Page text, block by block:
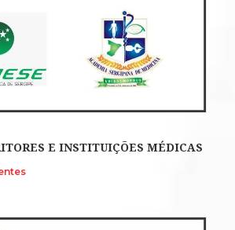
E INSTITUIÇÕES MÉDICAS